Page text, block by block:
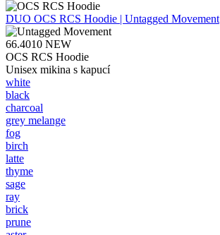
DUO OCS RCS Hoodie | Untagged Movement
66.4010 NEW
OCS RCS Hoodie
Unisex mikina s kapucí
white
black
charcoal
grey melange
fog
birch
latte
thyme
sage
ray
brick
prune